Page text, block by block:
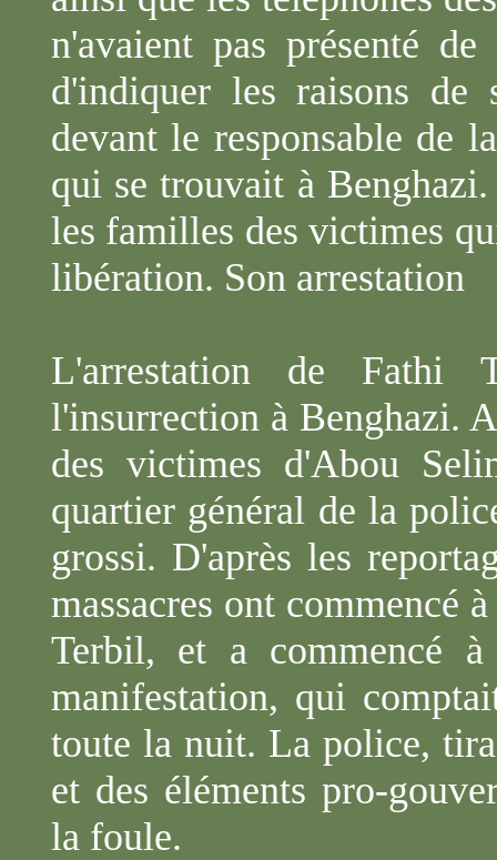
n'avaient pas présenté
d'indiquer les raisons
devant le responsable de
qui se trouvait à
les familles des victimes
libération. Son arrestation
L'arrestation de Fathi
l'insurrection à Benghazi.
des victimes d'Abou
quartier général de la
grossi. D'après les
massacres ont commencé
Terbil, et a commencé
manifestation, qui
toute la nuit. La police,
et des éléments pro-
la foule.